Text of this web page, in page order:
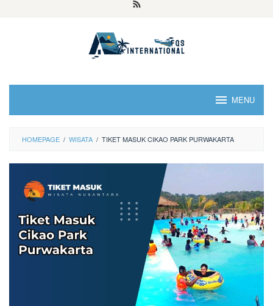
MENU
HOMEPAGE / WISATA / TIKET MASUK CIKAO PARK PURWAKARTA